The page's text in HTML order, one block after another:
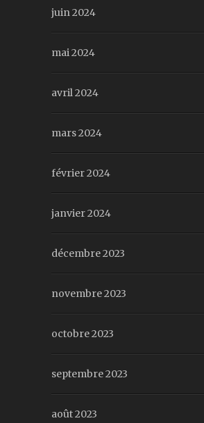
juin 2024
mai 2024
avril 2024
mars 2024
février 2024
janvier 2024
décembre 2023
novembre 2023
octobre 2023
septembre 2023
août 2023